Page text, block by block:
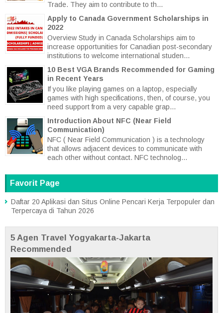
Trade. They aim to contribute to th...
Apply to Canada Government Scholarships in
2022
Overview Study in Canada Scholarships aim to
increase opportunities for Canadian post-secondary
institutions to welcome international studen...
10 Best VGA Brands Recommended for Gaming
in Recent Years
If you like playing games on a laptop, especially
games with high specifications, then, of course, you
need support from a very capable grap...
Introduction About NFC (Near Field
Communication)
NFC ( Near Field Communication ) is a technology
that allows adjacent devices to communicate with
each other without contact. NFC technolog...
Favorit Page
Daftar 20 Aplikasi dan Situs Online Pencari Kerja Terpopuler dan
Terpercaya di Tahun 2026
5 Agen Travel Yogyakarta-Jakarta
Recommended